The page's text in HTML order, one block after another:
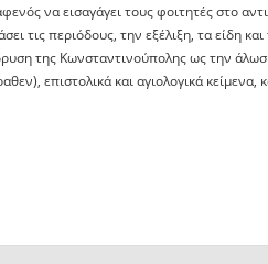
να εισαγάγει τους φοιτητές στο
τις περιόδους, την εξέλιξη, τα είδη
της Κωνσταντινούπολης ως την
επιστολικά και αγιολογικά